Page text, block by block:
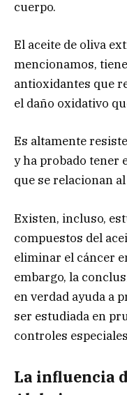
cuerpo.
El aceite de oliva
mencionamos,
antioxidantes que
el daño oxidativo
Es altamente
y ha probado tener
que se relacionan
Existen, incluso,
compuestos del
eliminar el cáncer
embargo, la
en verdad ayuda a
ser estudiada en
controles
La influencia